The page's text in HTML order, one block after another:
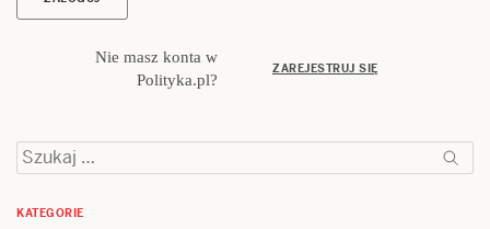
Nie masz konta w
Polityka.pl?
ZAREJESTRUJ SIĘ
Szukaj:
KATEGORIE